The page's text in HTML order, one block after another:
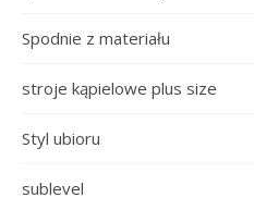
Spodnie z materiału
stroje kąpielowe plus size
Styl ubioru
sublevel